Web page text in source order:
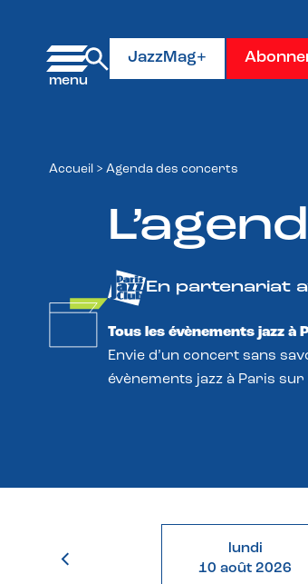
JazzMag+
Accueil > Agenda des concerts
En partenariat
Tous les évènements jazz à
Envie d’un concert sans
évènements jazz à Paris
lundi
10 août 2026